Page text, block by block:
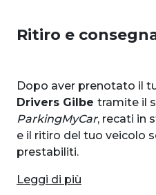
Ritiro e
Dopo aver prenotato il
Drivers Gilbe tramite il
ParkingMyCar, recati in
e il ritiro del tuo veicolo
prestabiliti.
Leggi di più